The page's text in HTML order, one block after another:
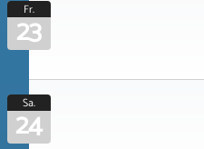
Fr.
23
Sa.
24